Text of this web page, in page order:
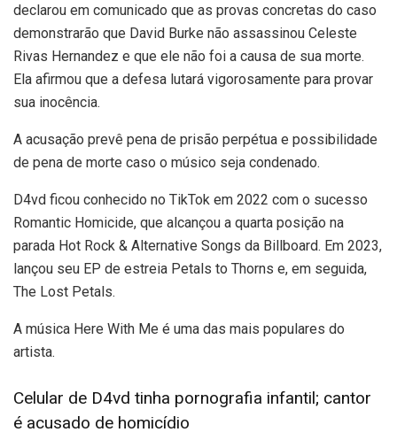
declarou em comunicado que as provas concretas do caso
demonstrarão que David Burke não assassinou Celeste
Rivas Hernandez e que ele não foi a causa de sua morte.
Ela afirmou que a defesa lutará vigorosamente para provar
sua inocência.
A acusação prevê pena de prisão perpétua e possibilidade
de pena de morte caso o músico seja condenado.
D4vd ficou conhecido no TikTok em 2022 com o sucesso
Romantic Homicide, que alcançou a quarta posição na
parada Hot Rock & Alternative Songs da Billboard. Em 2023,
lançou seu EP de estreia Petals to Thorns e, em seguida,
The Lost Petals.
A música Here With Me é uma das mais populares do
artista.
Celular de D4vd tinha pornografia infantil; cantor
é acusado de homicídio